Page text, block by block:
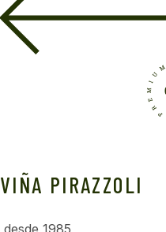
VIÑA PIRAZZOLI